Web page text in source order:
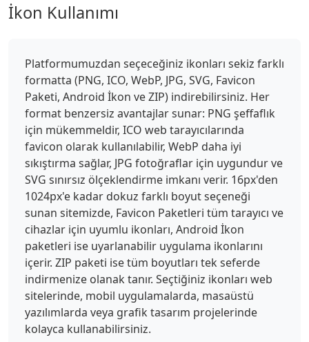
İkon Kullanımı
Platformumuzdan seçeceğiniz ikonları sekiz farklı
formatta (PNG, ICO, WebP, JPG, SVG, Favicon
Paketi, Android İkon ve ZIP) indirebilirsiniz. Her
format benzersiz avantajlar sunar: PNG şeffaflık
için mükemmeldir, ICO web tarayıcılarında
favicon olarak kullanılabilir, WebP daha iyi
sıkıştırma sağlar, JPG fotoğraflar için uygundur ve
SVG sınırsız ölçeklendirme imkanı verir. 16px'den
1024px'e kadar dokuz farklı boyut seçeneği
sunan sitemizde, Favicon Paketleri tüm tarayıcı ve
cihazlar için uyumlu ikonları, Android İkon
paketleri ise uyarlanabilir uygulama ikonlarını
içerir. ZIP paketi ise tüm boyutları tek seferde
indirmenize olanak tanır. Seçtiğiniz ikonları web
sitelerinde, mobil uygulamalarda, masaüstü
yazılımlarda veya grafik tasarım projelerinde
kolayca kullanabilirsiniz.